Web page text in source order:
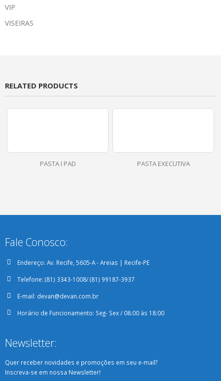
VIP
VISEIRAS
RELATED PRODUCTS
PASTA I PAD PASTA EXECUTIVA
Fale Conosco:
Endereço: Av. Recife, 5605-A - Areias | Recife-PE
Telefone: (81) 3343-1008/ (81) 99187-3937
E-mail: devan@devan.com.br
Horário de Funcionamento: Seg- Sex / 08:00 às 18:00
Newsletter:
Quer receber novidades e promoções em seu e-mail?
Inscreva-se em nossa Newsletter!